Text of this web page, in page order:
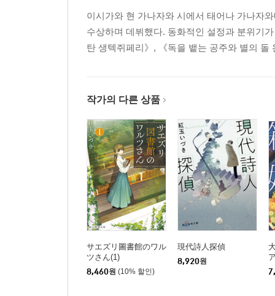
이시가와 현 가나자와 시에서 태어나 가나자
수상하며 데뷔했다. 동화적인 설정과 분위기
탄 생텍쥐페리》, 《독을 뱉는 공주와 별의 돌
작가의 다른 상품
サエズリ圖書館のワル
ツさん(1)
8,460원 (10% 할인)
現代詩人探偵
8,920원